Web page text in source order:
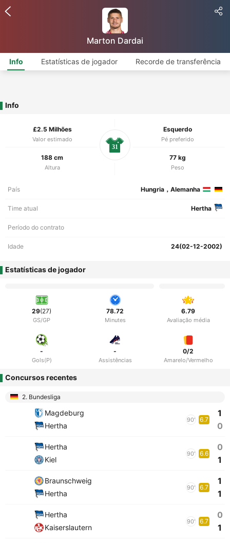
Marton Dardai
Info Estatísticas de jogador Recorde de transferência
Info
£2.5 Milhões
Valor estimado
Esquerdo
Pé preferido
188 cm
Altura
77 kg
Peso
31
País Hungria，Alemanha
Time atual Hertha
Período do contrato
Idade 24(02-12-2002)
Estatísticas de jogador
29(27)
GS/GP
78.72
Minutes
6.79
Avaliação média
-
Gols(P)
-
Assistências
0/2
Amarelo/Vermelho
Concursos recentes
2. Bundesliga
Magdeburg
Hertha
90' 6.7
1
0
Hertha
Kiel
90' 6.6
0
1
Braunschweig
Hertha
90' 6.7
1
1
Hertha
Kaiserslautern
90' 6.7
0
1